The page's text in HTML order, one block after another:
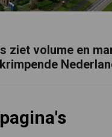
ziet volume en